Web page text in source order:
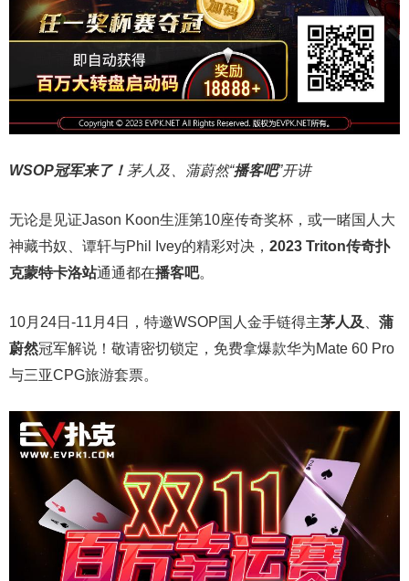
WSOP冠军来了！ 茅人及、蒲蔚然“播客吧”开讲
无论是见证Jason Koon生涯第10座传奇奖杯，或一睹国人大
神藏书奴、谭轩与Phil Ivey的精彩对决， 2023 Triton传奇扑
克蒙特卡洛站通通都在播客吧。
10月24日-11月4日，特邀WSOP国人金手链得主茅人及
蒲
蔚然冠军解说！敬请密切锁定，免费拿爆款华为Mate 60 Pro
与三亚CPG旅游套票。